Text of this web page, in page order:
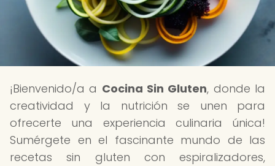
¡Bienvenido/a a Cocina Sin Gluten, donde la
creatividad y la nutrición se unen para
ofrecerte una experiencia culinaria única!
Sumérgete en el fascinante mundo de las
recetas sin gluten con espiralizadores,